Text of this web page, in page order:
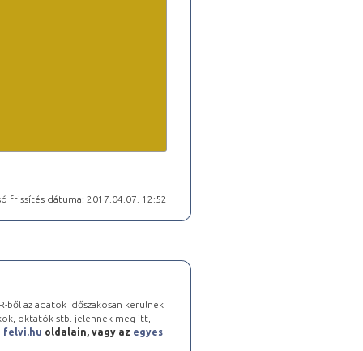
frissítés dátuma: 2017.04.07. 12:52
ből az adatok időszakosan kerülnek
oktatók stb. jelennek meg itt,
felvi.hu oldalain, vagy az egyes